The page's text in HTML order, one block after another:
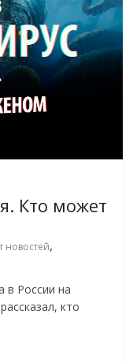
Кто может
новостей,
в России на
кто